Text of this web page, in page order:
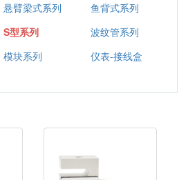
悬臂梁式系列
鱼背式系列
S型系列
波纹管系列
模块系列
仪表-接线盒